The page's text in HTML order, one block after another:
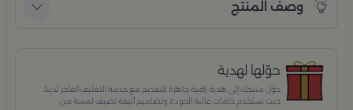
وصف المنتج
حوّلها لهدية
حوّل منتجك إلى هدية راقية جاهزة للتقديم مع خدمة التغليف الفاخر لدينا،
حيث نستخدم خامات عالية الجودة وتصاميم أنيقة تضيف لمسة من